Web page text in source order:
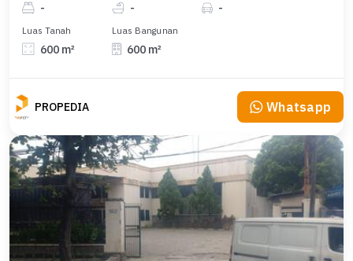
- - -
Luas Tanah
600 m²
Luas Bangunan
600 m²
PROPEDIA Whatsapp